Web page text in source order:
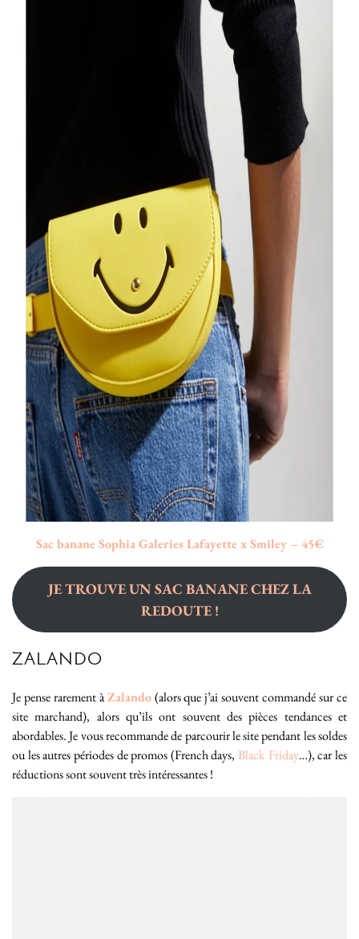
Sac banane Sophia Galeries Lafayette x Smiley – 45€
JE TROUVE UN SAC BANANE CHEZ LA
REDOUTE !
ZALANDO
Je pense rarement àZalando(alors que j’ai souvent commandé sur ce
site marchand), alors qu’ils ont souvent des pièces tendances et
abordables. Je vous recommande de parcourir le site pendant les soldes
ou les autres périodes de promos (French days, Black Friday…), car les
réductions sont souvent très intéressantes !